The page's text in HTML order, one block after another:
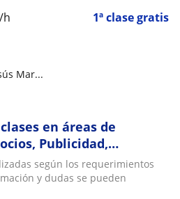
/h 1ª clase gratis
Mar...
en áreas de
Publicidad,
según los requerimientos
y dudas se pueden